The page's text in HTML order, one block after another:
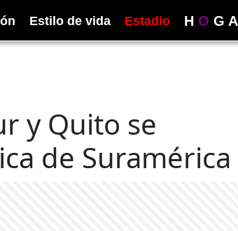
Estilo de vida Estadio H O G A
y Quito se
de Suramérica